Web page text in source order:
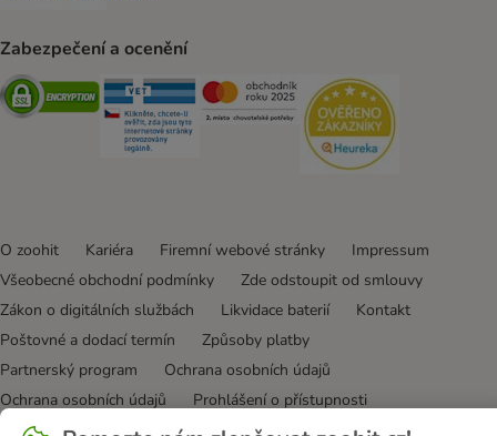
Zabezpečení a ocenění
Security Security Security
O zoohit Kariéra Firemní webové stránky
Impressum
Všeobecné obchodní podmínky
Zde odstoupit od smlouvy
Zákon o digitálních službách
Likvidace baterií
Kontakt
Poštovné a dodací termín
Způsoby platby
Partnerský program
Ochrana osobních údajů
Ochrana osobních údajů
Prohlášení o přístupnosti